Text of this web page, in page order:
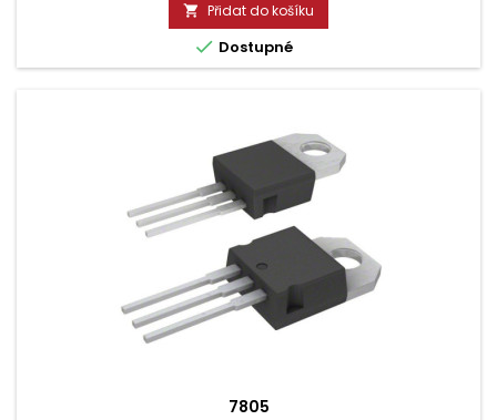
 Přidat do košíku
 Dostupné
7805